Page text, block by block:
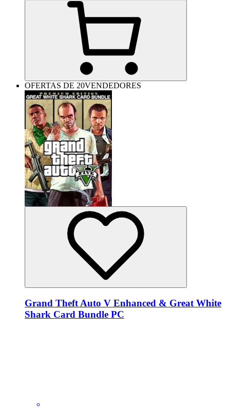
OFERTAS DE 20VENDEDORES
Grand Theft Auto V Enhanced & Great White
Shark Card Bundle PC